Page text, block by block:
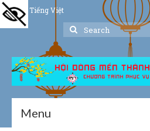
Tiếng Việt
Search
Menu